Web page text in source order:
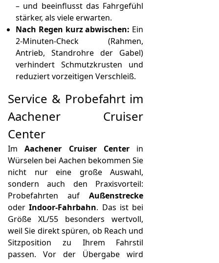
– und beeinflusst das Fahrgefühl
stärker, als viele erwarten.
Nach Regen kurz abwischen: Ein
2-Minuten-Check (Rahmen,
Antrieb, Standrohre der Gabel)
verhindert Schmutzkrusten und
reduziert vorzeitigen Verschleiß.
Service & Probefahrt im
Aachener Cruiser
Center
ImAachener Cruiser Centerin
Würselen bei Aachen bekommen Sie
nicht nur eine große Auswahl,
sondern auch den Praxisvorteil:
Probefahrten aufAußenstrecke
oderIndoor-Fahrbahn. Das ist bei
Größe XL/55 besonders wertvoll,
weil Sie direkt spüren, ob Reach und
Sitzposition zu Ihrem Fahrstil
passen. Vor der Übergabe wird